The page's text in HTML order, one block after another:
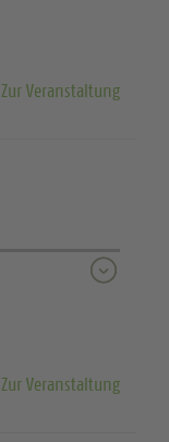
Zur Veranstaltung
Zur Veranstaltung